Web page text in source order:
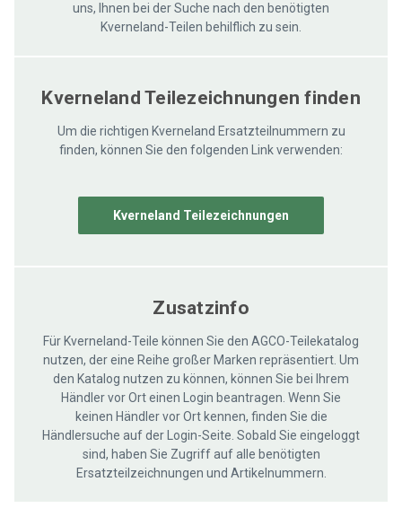
uns, Ihnen bei der Suche nach den benötigten
Kverneland-Teilen behilflich zu sein.
Kverneland Teilezeichnungen finden
Um die richtigen Kverneland Ersatzteilnummern zu
finden, können Sie den folgenden Link verwenden:
Kverneland Teilezeichnungen
Zusatzinfo
Für Kverneland-Teile können Sie den AGCO-Teilekatalog
nutzen, der eine Reihe großer Marken repräsentiert. Um
den Katalog nutzen zu können, können Sie bei Ihrem
Händler vor Ort einen Login beantragen. Wenn Sie
keinen Händler vor Ort kennen, finden Sie die
Händlersuche auf der Login-Seite. Sobald Sie eingeloggt
sind, haben Sie Zugriff auf alle benötigten
Ersatzteilzeichnungen und Artikelnummern.